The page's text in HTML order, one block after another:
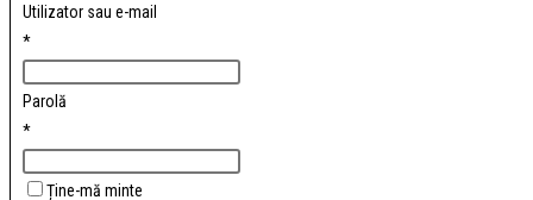
Utilizator sau e-mail
*
Parolă
*
Ține-mă minte